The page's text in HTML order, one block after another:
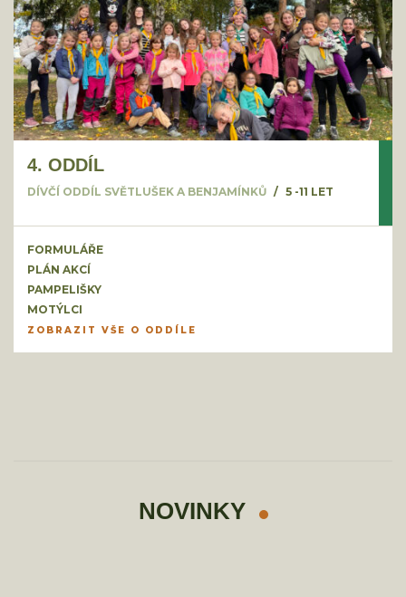
4. ODDÍL
DÍVČÍ ODDÍL SVĚTLUŠEK A BENJAMÍNKŮ 5 -11 LET
FORMULÁŘE
PLÁN AKCÍ
PAMPELIŠKY
MOTÝLCI
ZOBRAZIT VŠE O ODDÍLE
NOVINKY